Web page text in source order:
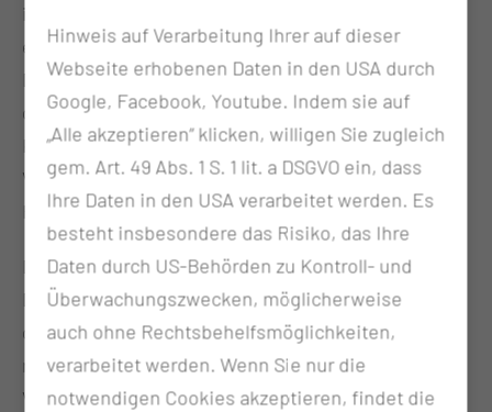
im Bereich Unterbauch und Schamhügel. Dem kann
eine Penisverlängerung folgen durch
Durchtrennung der Haltebänder und Vorverlagerung
des Penis. Gelegentlich sind noch weitere
Korrekturen wie Zirkumzision (Entfernung der
Vorhaut), Hodensackstraffung sowie lokale
Hautlappenplastiken erforderlich.
Die Penisverlängerung besteht ebenfalls in einem
Durchtrennen der Haltebänder und Vorverlagerung
des Penisschaftes. Das Ergebnis sollte über
mindestens 4 Wochen mit einem
Vakuumtraktionssystem, das unauffällig unter der
Hinweis auf Verarbeitung Ihrer auf dieser
Webseite erhobenen Daten in den USA durch
Google, Facebook, Youtube. Indem sie auf
„Alle akzeptieren“ klicken, willigen Sie zugleich
gem. Art. 49 Abs. 1 S. 1 lit. a DSGVO ein, dass
Ihre Daten in den USA verarbeitet werden. Es
besteht insbesondere das Risiko, das Ihre
Daten durch US-Behörden zu Kontroll- und
Überwachungszwecken, möglicherweise
auch ohne Rechtsbehelfsmöglichkeiten,
verarbeitet werden. Wenn Sie nur die
notwendigen Cookies akzeptieren, findet die